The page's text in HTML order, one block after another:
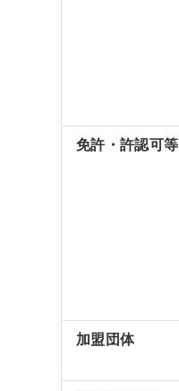
免許・許認可等
加盟団体